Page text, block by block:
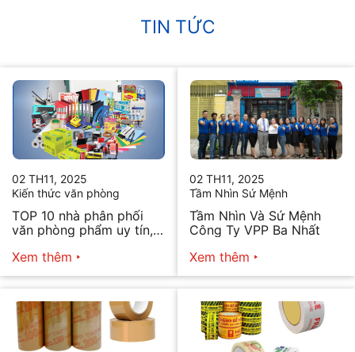
TIN TỨC
02 TH11, 2025
Kiến thức văn phòng
TOP 10 nhà phân phối
văn phòng phẩm uy tín,
Xem thêm
02 TH11, 2025
Tầm Nhìn Sứ Mệnh
Tầm Nhìn Và Sứ Mệnh
Công Ty VPP Ba Nhất
Xem thêm